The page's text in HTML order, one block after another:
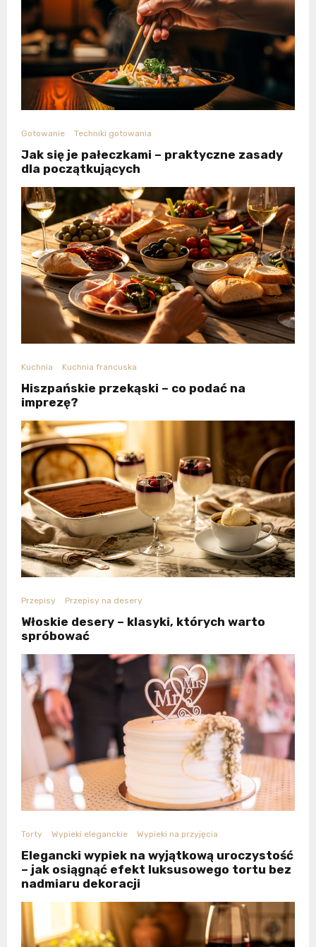
Gotowanie Techniki gotowania
Jak się je pałeczkami – praktyczne zasady
dla początkujących
Kuchnia Kuchnia francuska
Hiszpańskie przekąski – co podać na
imprezę?
Przepisy Przepisy na desery
Włoskie desery – klasyki, których warto
spróbować
Torty Wypieki eleganckie Wypieki na przyjęcia
Elegancki wypiek na wyjątkową uroczystość
– jak osiągnąć efekt luksusowego tortu bez
nadmiaru dekoracji